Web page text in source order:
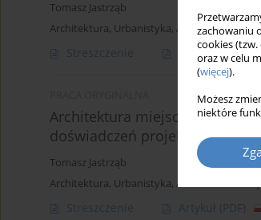
zachowaniu
cookies (tzw.
oraz w celu
(więcej).
Możesz
niektóre
Tomasz Jastrząb
Architektura, Urbanistyka, Architektura
Streszczenie Artykuł(PDF)
Architektura miejsca.
doświadczeń projektowych
Tomasz Jastrząb
Architektura, Urbanistyka, Architektura
Streszczenie Artykuł (PDF)